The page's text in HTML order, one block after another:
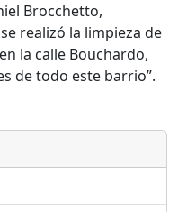
Brocchetto,
realizó la limpieza de
la calle Bouchardo,
de todo este barrio”.